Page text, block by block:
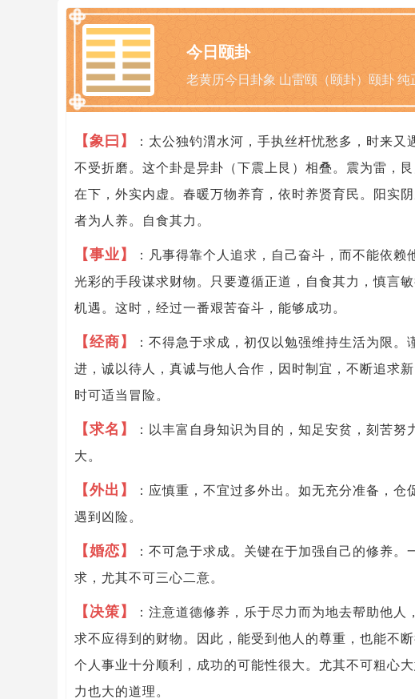
今日颐卦
老黄历今日卦象 山雷颐（颐卦）颐卦 纯
【象曰】
：太公独钓渭水河，手执丝杆忧愁多，时来又
不受折磨。这个卦是异卦（下震上艮）相叠。震为雷，
在下，外实内虚。春暖万物养育，依时养贤育民。阳实
者为人养。自食其力。
【事业】
：凡事得靠个人追求，自己奋斗，而不能依赖
光彩的手段谋求财物。只要遵循正道，自食其力，慎言
机遇。这时，经过一番艰苦奋斗，能够成功。
【经商】
：不得急于求成，初仅以勉强维持生活为限。
进，诚以待人，真诚与他人合作，因时制宜，不断追求
时可适当冒险。
【求名】
：以丰富自身知识为目的，知足安贫，刻苦努
大。
【外出】
：应慎重，不宜过多外出。如无充分准备，仓
遇到凶险。
【婚恋】
：不可急于求成。关键在于加强自己的修养。
求，尤其不可三心二意。
【决策】
：注意道德修养，乐于尽力而为地去帮助他人
求不应得到的财物。因此，能受到他人的尊重，也能不断
个人事业十分顺利，成功的可能性很大。尤其不可粗心
力也大的道理。